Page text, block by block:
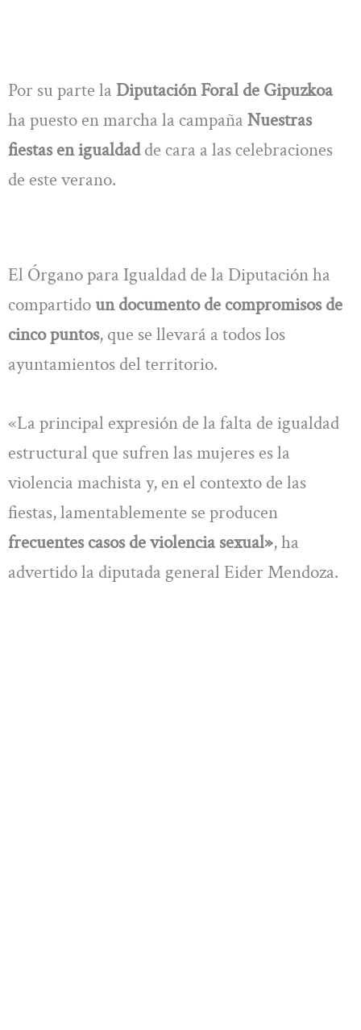
Por su parte la Diputación Foral de Gipuzkoa
ha puesto en marcha la campaña Nuestras
fiestas en igualdadde cara a las celebraciones
de este verano.
El Órgano para Igualdad de la Diputación ha
compartidoun documento de compromisos de
cinco puntos, que se llevará a todos los
ayuntamientos del territorio.
«La principal expresión de la falta de igualdad
estructural que sufren las mujeres es la
violencia machista y, en el contexto de las
fiestas, lamentablemente se producen
frecuentes casos de violencia sexual», ha
advertido la diputada general Eider Mendoza.